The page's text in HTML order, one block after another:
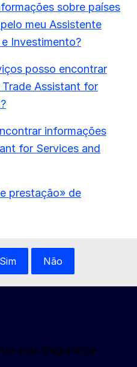
sobre países
meu Assistente
Investimento?
posso encontrar
Assistant for
informações
for Services and
prestação» de
Sim Não
e da Segurança